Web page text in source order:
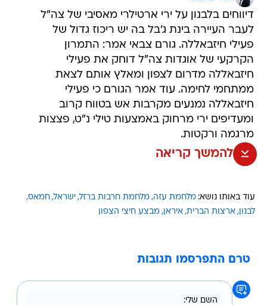
דיווחים בלבנון על ירי ארטילרי מאסיבי של צה"ל
לעבר העיירה בינת ג'בל בה יש ריכוז גדול של
פעילי חיזבאללה. גורם צבאי אמר: התמרון
הקרקעי של אוגדות צה"ל דוחק את פעילי
חיזבאללה מדרום לצפון ומאלץ אותם לצאת
ממתחמי לחימה. עוד אמר הגורם כי פעילי
חיזבאללה נמנעים מקרבות אש בטווח קרוב
ומעדיפים ירי מרחוק באמצעות טילי נ"ט, פצצות
מרגמה ורקטות.
להמשך קריאה
עוד באותו נושא: מלחמת עזה מלחמת חרבות ברזל ישראל חמאס
לבנון
ארצות הברית איראן מבצע חיצי הצפון
טרם התפרסמו תגובות